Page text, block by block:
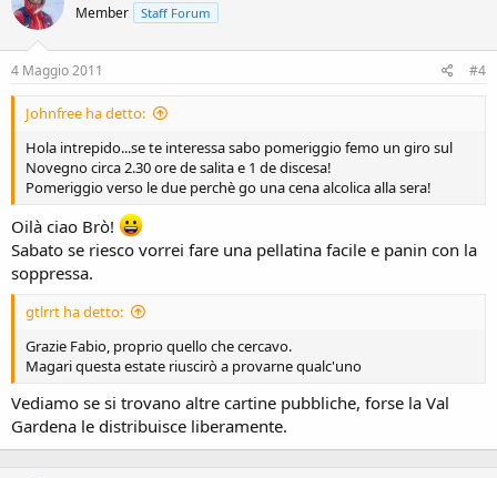
Member Staff Forum
4 Maggio 2011 #4
Johnfree ha detto:
Hola intrepido...se te interessa sabo pomeriggio femo un giro sul
Novegno circa 2.30 ore de salita e 1 de discesa!
Pomeriggio verso le due perchè go una cena alcolica alla sera!
Oilà ciao Brò!
Sabato se riesco vorrei fare una pellatina facile e panin con la
soppressa.
gtlrrt ha detto:
Grazie Fabio, proprio quello che cercavo.
Magari questa estate riuscirò a provarne qualc'uno
Vediamo se si trovano altre cartine pubbliche, forse la Val
Gardena le distribuisce liberamente.